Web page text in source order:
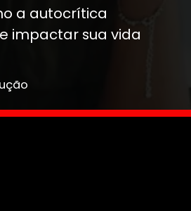
a autocrítica
impactar sua vida